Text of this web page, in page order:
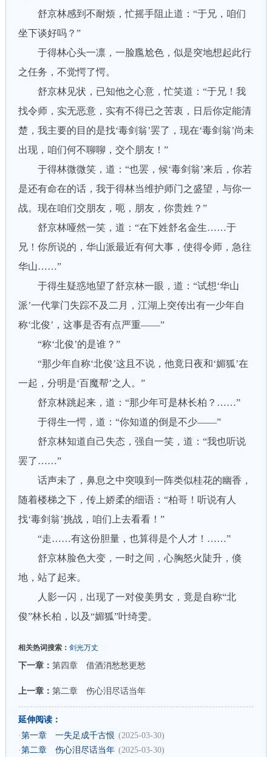
舒京林感到不耐烦，忙摇手阻止道：“于兄，咱们
坐下谈好吗？”
于得林心头一凛，一脸尶尬色，似是突地想起此行
之任务，不觉愕了愕。
舒京林见状，已知他之心意，忙笑道：“于兄！我
找令师，实无恶意，实有不得已之苦衷，日后你定能清
楚，我主要的目的是找‘毒剑翁’罢了，现在‘毒剑翁’尚未
出现，咱们何不聊聊，交个朋友！”
于得林微微笑，道：“也罢，候‘毒剑翁’来后，你若
是还有命在的话，我于得林当维护师门之盛望，与你一
战。现在咱们交朋友，呃，朋友，你贵姓？”
舒京林哑然一笑，道：“在下姓舒名金生……于
兄！你所说的，华山派最近有何大事，使得令师，急往
华山……”
于得生疑惑地望了舒京林一眼，道：“试想‘华山
派’一代掌门失踪不及二月，江湖上突传出有一少年自
称‘北俊’，这事是否有点严重——”
“称‘北俊’的是谁？”
“那少年自称‘北俊’这且不说，他竟日夜和‘媚狐’在
一起，分明是‘百魔帮’之人。”
舒京林跳起来，道：“那少年可是林长柏？……”
于得生一愕，道：“你知道的倒是不少——”
舒京林知道自己失态，强自一笑，道：“我也听说
罢了……”
话声未了，鼻息之中突嗅到一阵类似桂花的幽香，
随着楼梯之下，传上娇柔的细语：“柏哥！听说有人
找‘毒剑翁’挑战，咱们上去看看！”
“走……有这份胆量，也算得是个人才！……”
舒京林脸色大变，一时之间，心胸怒火陡升，倏
地，站了起来。
人影一闪，出现了一对俊美男女，竟是自称“北
俊”林长柏，以及“媚狐”叶绮雯。
相关热词搜索： 剑光万丈
下一章： 第四章 借酒消愁愁更愁
上一章： 第二章 伤心泪尽话当年
延伸阅读：
·第一章 一失足成千古恨 (2025-03-30)
·第二章 伤心泪尽话当年 (2025-03-30)